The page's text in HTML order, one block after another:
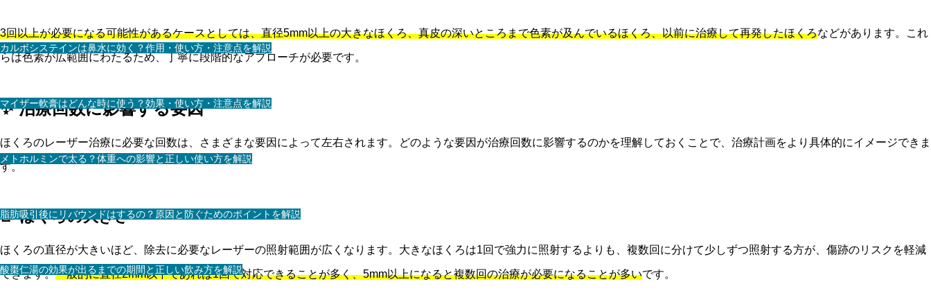
カルボシステインは鼻水に効く？作用・使い方・注意点を解説
マイザー軟膏はどんな時に使う？効果・使い方・注意点を解説
メトホルミンで太る？体重への影響と正しい使い方を解説
脂肪吸引後にリバウンドはするの？原因と防ぐためのポイントを解説
酸棗仁湯の効果が出るまでの期間と正しい飲み方を解説
3回以上が必要になる可能性があるケースとしては、直径5mm以上の大きなほくろ、真皮の深いところまで色素が及んでいるほくろ、以前に治療して再発したほくろなどがあります。これ
らは色素が広範囲にわたるため、丁寧に段階的なアプローチが必要です。
✨ 治療回数に影響する要因
ほくろのレーザー治療に必要な回数は、さまざまな要因によって左右されます。どのような要因が治療回数に影響するのかを理解しておくことで、治療計画をより具体的にイメージできま
す。
📝 ほくろの大きさ
ほくろの直径が大きいほど、除去に必要なレーザーの照射範囲が広くなります。大きなほくろは1回で強力に照射するよりも、複数回に分けて少しずつ照射する方が、傷跡のリスクを軽減
できます。一般的に直径2mm以下であれば1回で対応できることが多く、5mm以上になると複数回の治療が必要になることが多いです。